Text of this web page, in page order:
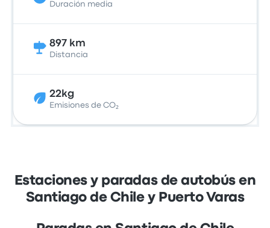
Duración media
897 km
Distancia
22kg
Emisiones de CO₂
Estaciones y paradas de autobús en
Santiago de Chile y Puerto Varas